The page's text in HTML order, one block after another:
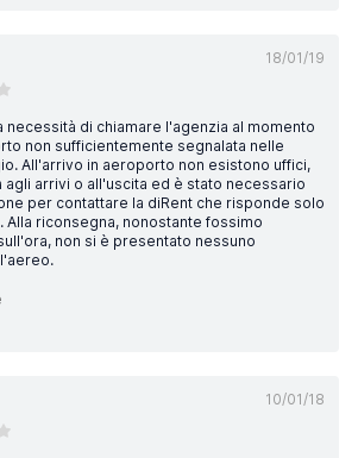
18/01/19
necessità di chiamare l'agenzia al momento
non sufficientemente segnalata nelle
All'arrivo in aeroporto non esistono uffici,
agli arrivi o all'uscita ed è stato necessario
per contattare la diRent che risponde solo
Alla riconsegna, nonostante fossimo
non si è presentato nessuno
10/01/18